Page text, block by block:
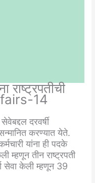
राष्ट्रपतीची
14
दरवर्षी
करण्यात येते.
यांना ही पदके
म्हणून तीन राष्ट्रपती
सेवा केली म्हणून 39